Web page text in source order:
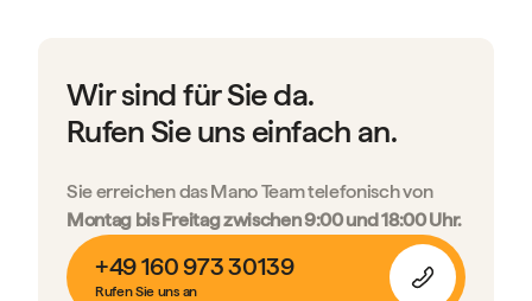
Wir sind für Sie da.
Rufen Sie uns einfach an.
Sie erreichen das Mano Team telefonisch von
Montag bis Freitag zwischen 9:00 und 18:00 Uhr.
+49 160 973 30139
Rufen Sie uns an